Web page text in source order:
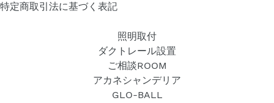
特定商取引法に基づく表記
照明取付
ダクトレール設置
ご相談ROOM
アカネシャンデリア
GLO-BALL